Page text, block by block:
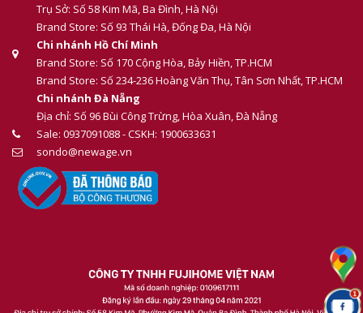
Trụ Sở: Số 58 Kim Mã, Ba Đình, Hà Nội
Brand Store: Số 93 Thái Hà, Đống Đa, Hà Nội
Chi nhánh Hồ Chí Minh
Brand Store: Số 170 Cộng Hòa, Bảy Hiền, TP.HCM
Brand Store: Số 234-236 Hoàng Văn Thụ, Tân Sơn Nhất, TP.HCM
Chi nhánh Đà Nẵng
Địa chỉ: Số 96 Bùi Công Trừng, Hòa Xuân, Đà Nẵng
Sale: 0937091088 - CSKH: 1900633631
sondo@newage.vn